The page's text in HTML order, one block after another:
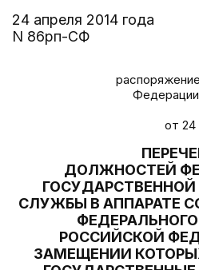
24 апреля 2014 года
N 86рп-СФ
от 24
ДОЛЖНОСТЕЙ
СЛУЖБЫ В АППАРАТЕ
РОССИЙСКОЙ
ЗАМЕЩЕНИИ